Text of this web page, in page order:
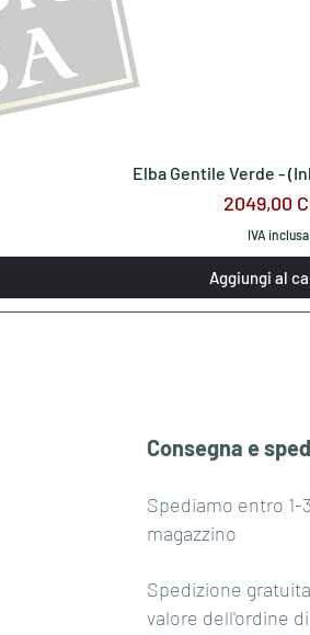
Elba Gentile Verde -
Prezzo
2049,00
IVA inclusa
Aggiungi al
Consegna e
Spediamo entro
magazzino
Spedizione
valore dell'ordine